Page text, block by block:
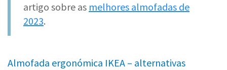
artigo sobre as melhores almofadas de
2023.
Almofada ergonómica IKEA – alternativas